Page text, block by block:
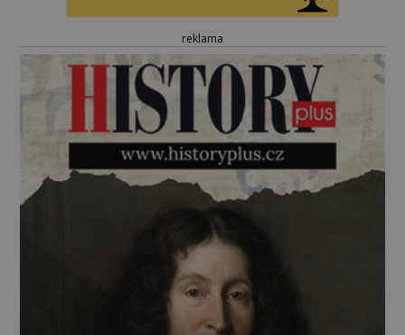
reklama